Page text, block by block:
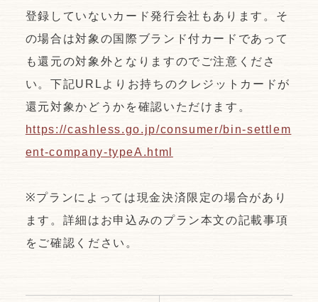
登録していないカード発行会社もあります。そ
の場合は対象の国際ブランド付カードであって
も還元の対象外となりますのでご注意くださ
い。下記URLよりお持ちのクレジットカードが
還元対象かどうかを確認いただけます。
https://cashless.go.jp/consumer/bin-settlem
ent-company-typeA.html
※プランによっては現金決済限定の場合があり
ます。詳細はお申込みのプラン本文の記載事項
をご確認ください。